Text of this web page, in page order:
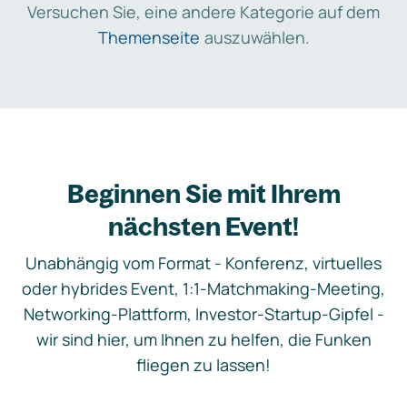
Versuchen Sie, eine andere Kategorie auf dem
Themenseite auszuwählen.
Beginnen Sie mit Ihrem
nächsten Event!
Unabhängig vom Format - Konferenz, virtuelles
oder hybrides Event, 1:1-Matchmaking-Meeting,
Networking-Plattform, Investor-Startup-Gipfel -
wir sind hier, um Ihnen zu helfen, die Funken
fliegen zu lassen!